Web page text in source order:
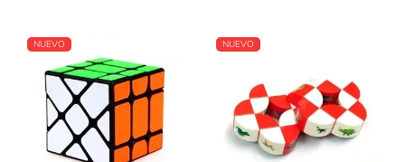
NUEVO NUEVO